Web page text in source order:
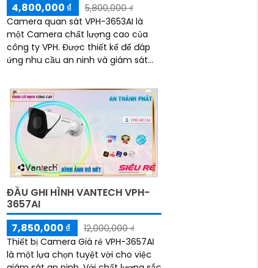
4,800,000 ₫
5,800,000 ₫
Camera quan sát VPH-3653AI là
một Camera chất lượng cao của
công ty VPH. Được thiết kế để đáp
ứng nhu cầu an ninh và giám sát
phân giải cao 4K,...
ĐẦU GHI HÌNH VANTECH VPH-
3657AI
7,850,000 ₫
12,000,000 ₫
Thiết bị Camera Giá rẻ VPH-3657AI
là một lựa chọn tuyệt vời cho việc